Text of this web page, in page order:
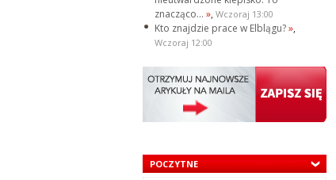
znacząco... », Wczoraj 13:00
Kto znajdzie prace w Elblągu?»,
Wczoraj 12:00
POCZYTNE